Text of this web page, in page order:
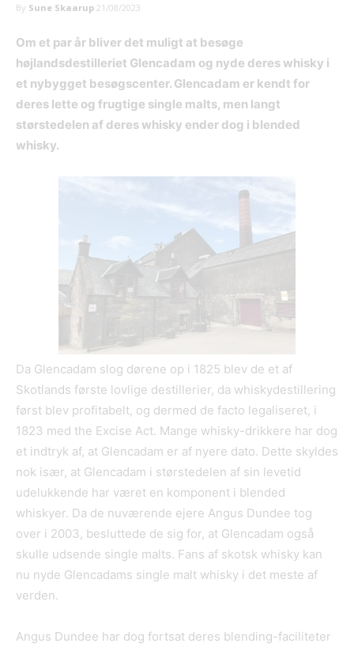
By Sune Skaarup 21/08/2023
Om et par år bliver det muligt at besøge
højlandsdestilleriet Glencadam og nyde deres whisky i
et nybygget besøgscenter. Glencadam er kendt for
deres lette og frugtige single malts, men langt
størstedelen af deres whisky ender dog i blended
whisky.
Da Glencadam slog dørene op i 1825 blev de et af
Skotlands første lovlige destillerier, da whiskydestillering
først blev profitabelt, og dermed de facto legaliseret, i
1823 med the Excise Act. Mange whisky-drikkere har dog
et indtryk af, at Glencadam er af nyere dato. Dette skyldes
nok især, at Glencadam i størstedelen af sin levetid
udelukkende har været en komponent i blended
whiskyer. Da de nuværende ejere Angus Dundee tog
over i 2003, besluttede de sig for, at Glencadam også
skulle udsende single malts. Fans af skotsk whisky kan
nu nyde Glencadams single malt whisky i det meste af
verden.
Angus Dundee har dog fortsat deres blending-faciliteter